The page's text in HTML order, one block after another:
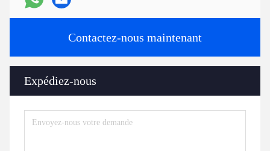
Contactez-nous maintenant
Expédiez-nous